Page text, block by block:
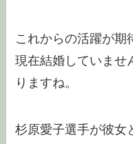
これからの活躍が期
現在結婚していませ
りますね。
杉原愛子選手が彼女